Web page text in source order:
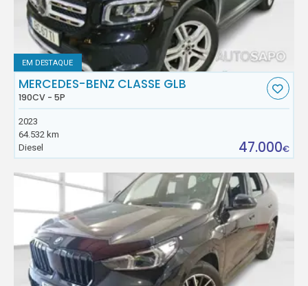
EM DESTAQUE
MERCEDES-BENZ CLASSE GLB
190CV - 5P
2023
64.532 km
Diesel
47.000€